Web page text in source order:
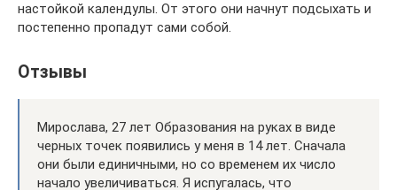
настойкой календулы. От этого они начнут подсыхать и
постепенно пропадут сами собой.
Отзывы
Мирослава, 27 лет Образования на руках в виде
черных точек появились у меня в 14 лет. Сначала
они были единичными, но со временем их число
начало увеличиваться. Я испугалась, что